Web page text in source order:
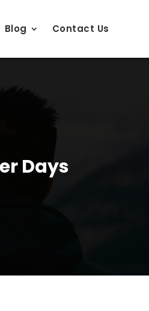
Blog Contact Us
Days